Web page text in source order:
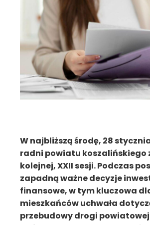
W najbliższą środę, 28
radni powiatu koszalińskiego
kolejnej, XXII sesji. Podczas
zapadną ważne decyzje
finansowe, w tym kluczowa
mieszkańców uchwała
przebudowy drogi